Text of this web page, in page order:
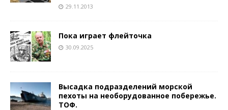
29.11.2013
Пока играет флейточка
30.09.2025
Высадка подразделений морской
пехоты на необорудованное побережье.
ТОФ.